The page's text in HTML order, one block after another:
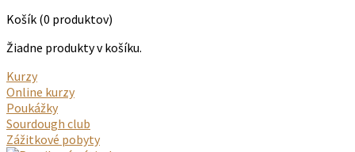
Košík (0 produktov)
Žiadne produkty v košíku.
Kurzy
Online kurzy
Poukážky
Sourdough club
Zážitkové pobyty